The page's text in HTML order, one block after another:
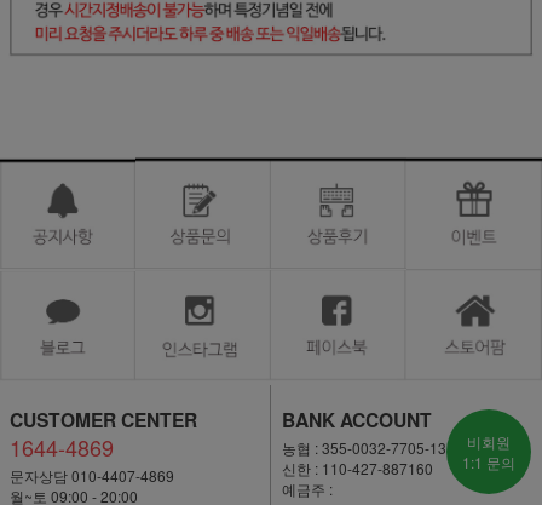
CUSTOMER CENTER
1644-4869
문자상담 010-4407-4869
월~토 09:00 - 20:00
BANK ACCOUNT
농협 : 355-0032-7705-13
신한 : 110-427-887160
예금주 :
비회원
1:1 문의